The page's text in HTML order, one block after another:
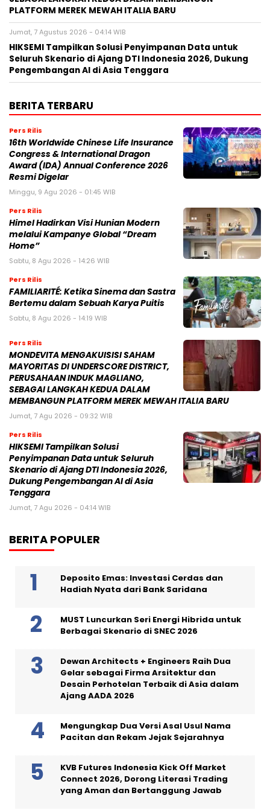
PLATFORM MEREK MEWAH ITALIA BARU
Jumat, 7 Agustus 2026 - 04:14 WIB
HIKSEMI Tampilkan Solusi Penyimpanan Data untuk
Seluruh Skenario di Ajang DTI Indonesia 2026, Dukung
Pengembangan AI di Asia Tenggara
BERITA TERBARU
Pers Rilis
16th Worldwide Chinese Life Insurance
Congress & International Dragon
Award (IDA) Annual Conference 2026
Resmi Digelar
Minggu, 9 Agu 2026 - 01:45 WIB
Pers Rilis
Himel Hadirkan Visi Hunian Modern
melalui Kampanye Global “Dream
Home”
Sabtu, 8 Agu 2026 - 14:26 WIB
Pers Rilis
FAMILIARITÉ: Ketika Sinema dan Sastra
Bertemu dalam Sebuah Karya Puitis
Sabtu, 8 Agu 2026 - 14:19 WIB
Pers Rilis
MONDEVITA MENGAKUISISI SAHAM
MAYORITAS DI UNDERSCORE DISTRICT,
PERUSAHAAN INDUK MAGLIANO,
SEBAGAI LANGKAH KEDUA DALAM
MEMBANGUN PLATFORM MEREK MEWAH ITALIA BARU
Jumat, 7 Agu 2026 - 09:32 WIB
Pers Rilis
HIKSEMI Tampilkan Solusi
Penyimpanan Data untuk Seluruh
Skenario di Ajang DTI Indonesia 2026,
Dukung Pengembangan AI di Asia
Tenggara
Jumat, 7 Agu 2026 - 04:14 WIB
BERITA POPULER
Deposito Emas: Investasi Cerdas dan
Hadiah Nyata dari Bank Saridana
MUST Luncurkan Seri Energi Hibrida untuk
Berbagai Skenario di SNEC 2026
Dewan Architects + Engineers Raih Dua
Gelar sebagai Firma Arsitektur dan
Desain Perhotelan Terbaik di Asia dalam
Ajang AADA 2026
Mengungkap Dua Versi Asal Usul Nama
Pacitan dan Rekam Jejak Sejarahnya
KVB Futures Indonesia Kick Off Market
Connect 2026, Dorong Literasi Trading
yang Aman dan Bertanggung Jawab